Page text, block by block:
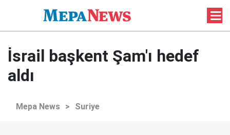
İsrail başkent Şam'ı hedef
aldı
Mepa News > Suriye